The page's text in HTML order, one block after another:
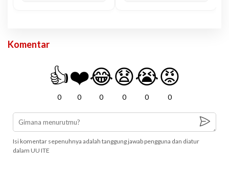
Komentar
👍
0
❤️
0
😂
0
😧
0
😭
0
😡
0
Isi komentar sepenuhnya adalah tanggung jawab pengguna dan diatur
dalam UU ITE